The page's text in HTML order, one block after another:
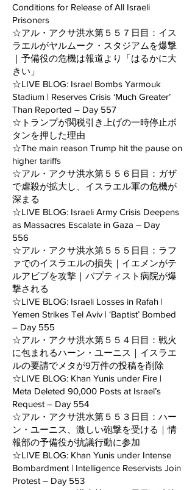
Conditions for Release of All Israeli
Prisoners
☆アル・アクサ洪水第５５７日目：イス
ラエルがヤルムーク・スタジアムを爆撃
｜予備役の危機は報道より「はるかに大
きい」
☆LIVE BLOG: Israel Bombs Yarmouk
Stadium | Reserves Crisis ‘Much Greater’
Than Reported – Day 557
☆トランプが関税引き上げの一時停止ボ
タンを押した理由
☆The main reason Trump hit the pause on
higher tariffs
☆アル・アクサ洪水第５５６日目：ガザ
で虐殺が拡大し、イスラエル軍の危機が
深まる
☆LIVE BLOG: Israeli Army Crisis Deepens
as Massacres Escalate in Gaza – Day
556
☆アル・アクサ洪水第５５５日目：ラフ
ァでのイスラエルの損失｜イエメンがテ
ルアビブを攻撃｜バプティスト病院が爆
撃される
☆LIVE BLOG: Israeli Losses in Rafah |
Yemen Strikes Tel Aviv | ‘Baptist’ Bombed
– Day 555
☆アル・アクサ洪水第５５４日目：戦火
に包まれるハーン・ユーニス｜イスラエ
ルの要請でメタが9万件の投稿を削除
☆LIVE BLOG: Khan Yunis under Fire |
Meta Deleted 90,000 Posts at Israel’s
Request – Day 554
☆アル・アクサ洪水第５５３日目：ハー
ン・ユーニス、激しい砲撃を受ける｜情
報部の予備役が抗議行動に参加
☆LIVE BLOG: Khan Yunis under Intense
Bombardment | Intelligence Reservists Join
Protest – Day 553